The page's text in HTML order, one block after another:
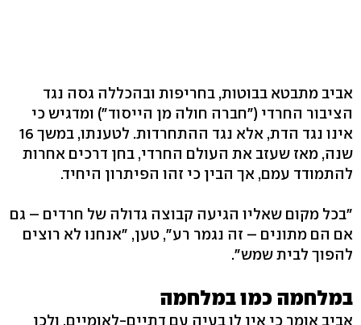
אביב מתבטא בבוטות, בחריפות ובהכללה גסה נגד
הציבור החרדי ("חברה חולה מן הייסוד") ומדגיש כי
אינו נגד הדת, אלא נגד ההתחרדות. לטענתו, במשך 16
שנה, מאז שעזב את העולם החרדי, בחן דרכים אחרות
להתמודד עמם, אך הבין כי זהו הפיתרון היחיד.
"בכל מקום שאליו הגיעה קבוצה גדולה של חרדים – גם
אם הם מתונים – זה נגמר רע", טען, "אנחנו לא רוצים
להפוך לבית שמש".
במלחמה כמו במלחמה
אביב אומר כי אין לו בעיה עם דתיים-לאומיים, ולכן